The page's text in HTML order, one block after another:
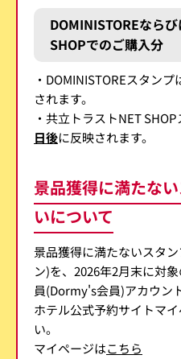
DOMINISTOREなら
SHOPでのご購入分
・DOMINISTOREスタンプ
されます。
・共立トラストNET SHOP
日後に反映されます。
景品獲得に満たな
いについて
景品獲得に満たないスタ
ン)を、2026年2月末に対
員(Dormy's会員)アカウン
ホテル公式予約サイトマ
い。
マイページはこちら